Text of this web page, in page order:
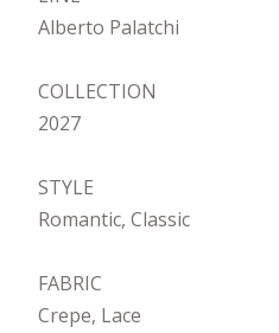
Alberto Palatchi
COLLECTION
2027
STYLE
Romantic, Classic
FABRIC
Crepe, Lace